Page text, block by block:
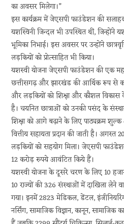
का अवसर मिलेगा।”
इस कार्यक्रम में जेएसपी फाउंडेशन की
यशस्विनी जिन्दल भी उपस्थित थीं, जिन्होंने
भूमिका निभाई। इस अवसर पर उन्होंने
लड़कियों को प्रोत्साहित भी किया।
यशस्वी योजना जेएसपी फाउंडेशन की एक
छत्तीसगढ़ और झारखंड की आर्थिक रूप से
और लड़कियों को शिक्षा और कौशल विकास के
है। चयनित छात्राओं को उनकी पसंद के
शिक्षा को आगे बढ़ाने के लिए पाठ्यक्रम
वित्तीय सहायता प्रदान की जाती है।
लड़कियों को सहयोग मिला। जेएसपी
12 करोड़ रुपये आवंटित किये हैं।
यशस्वी योजना के दूसरे चरण के लिए 10
10 राज्यों की 326 संस्थाओं में दाखिला लेने
गया। इनमें 2823 मेडिकल, डेंटल,
नर्सिंग, सामाजिक विज्ञान, कानून,